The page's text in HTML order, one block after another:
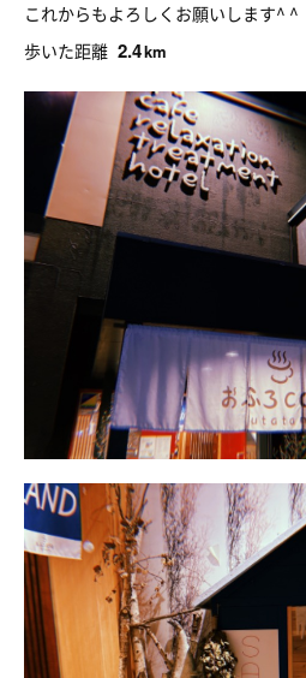
これからもよろしくお願いします^ ^
歩いた距離 2.4km